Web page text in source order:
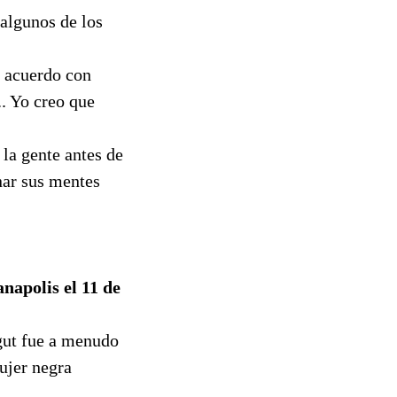
de los
con
Yo creo que
gente antes de
sus mentes
el 11 de
fue a menudo
negra